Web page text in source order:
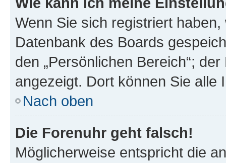
Wenn Sie sich registriert
Datenbank des Boards
den „Persönlichen Bereich“;
angezeigt. Dort können Sie alle
Nach oben
Die Forenuhr geht falsch!
Möglicherweise entspricht die